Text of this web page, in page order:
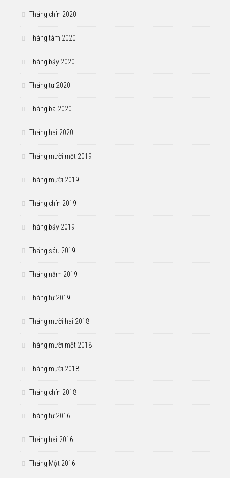
Tháng chín 2020
Tháng tám 2020
Tháng bảy 2020
Tháng tư 2020
Tháng ba 2020
Tháng hai 2020
Tháng mười một 2019
Tháng mười 2019
Tháng chín 2019
Tháng bảy 2019
Tháng sáu 2019
Tháng năm 2019
Tháng tư 2019
Tháng mười hai 2018
Tháng mười một 2018
Tháng mười 2018
Tháng chín 2018
Tháng tư 2016
Tháng hai 2016
Tháng Một 2016